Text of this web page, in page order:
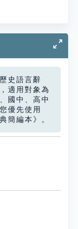
史語言辭
適用對象為
國中、高中
優先使用
簡編本》。